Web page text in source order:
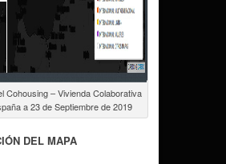
Cohousing – Vivienda Colaborativa
a 23 de Septiembre de 2019
DEL MAPA